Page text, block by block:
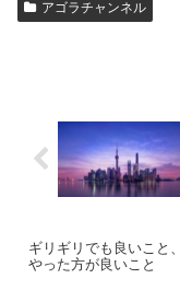
アゴラチャンネル
ギリギリでも良いこと
やった方が良いこと